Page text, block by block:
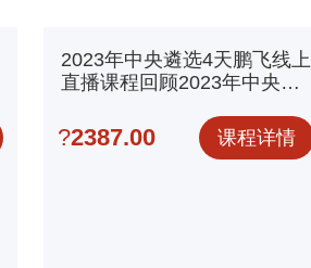
2023年中央遴选4天鹏飞线上
直播课程回顾2023年中央遴
?2387.00 课程详情